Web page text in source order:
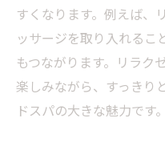
すくなります。例えば、
ッサージを取り入れるこ
もつながります。リラク
楽しみながら、すっきり
ドスパの大きな魅力です。